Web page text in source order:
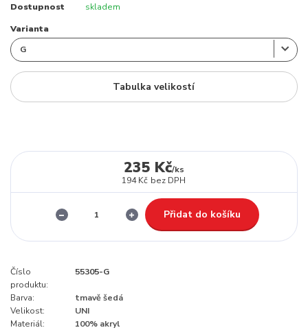
Dostupnost skladem
Varianta
Tabulka velikostí
235 Kč/ks
194 Kč bez DPH
Přidat do košíku
Číslo
produktu:
55305-G
Barva:
tmavě šedá
Velikost:
UNI
Materiál:
100% akryl